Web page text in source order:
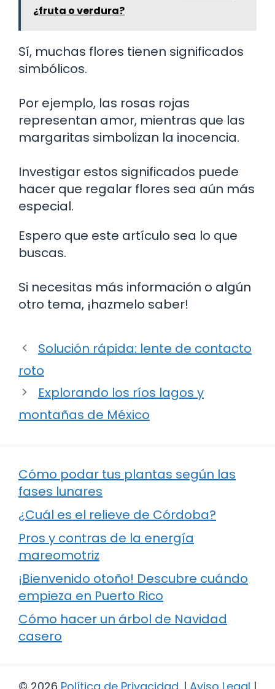
¿fruta o verdura?
Sí, muchas flores tienen significados
simbólicos.
Por ejemplo, las rosas rojas
representan amor, mientras que las
margaritas simbolizan la inocencia.
Investigar estos significados puede
hacer que regalar flores sea aún más
especial.
Espero que este artículo sea lo que
buscas.
Si necesitas más información o algún
otro tema, ¡hazmelo saber!
Solución rápida: lente de contacto
roto
Explorando los ríos lagos y
montañas de México
Cómo podar tus plantas según las
fases lunares
¿Cuál es el relieve de Córdoba?
Pros y contras de la energía
mareomotriz
¡Bienvenido otoño! Descubre cuándo
empieza en Puerto Rico
Cómo hacer un árbol de Navidad
casero